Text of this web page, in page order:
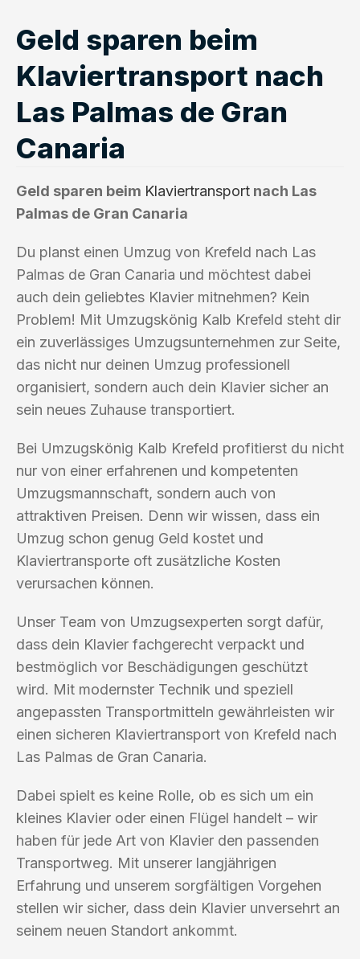
Geld sparen beim
Klaviertransport nach
Las Palmas de Gran
Canaria
Geld sparen beim Klaviertransport nach Las
Palmas de Gran Canaria
Du planst einen Umzug von Krefeld nach Las
Palmas de Gran Canaria und möchtest dabei
auch dein geliebtes Klavier mitnehmen? Kein
Problem! Mit Umzugskönig Kalb Krefeld steht dir
ein zuverlässiges Umzugsunternehmen zur Seite,
das nicht nur deinen Umzug professionell
organisiert, sondern auch dein Klavier sicher an
sein neues Zuhause transportiert.
Bei Umzugskönig Kalb Krefeld profitierst du nicht
nur von einer erfahrenen und kompetenten
Umzugsmannschaft, sondern auch von
attraktiven Preisen. Denn wir wissen, dass ein
Umzug schon genug Geld kostet und
Klaviertransporte oft zusätzliche Kosten
verursachen können.
Unser Team von Umzugsexperten sorgt dafür,
dass dein Klavier fachgerecht verpackt und
bestmöglich vor Beschädigungen geschützt
wird. Mit modernster Technik und speziell
angepassten Transportmitteln gewährleisten wir
einen sicheren Klaviertransport von Krefeld nach
Las Palmas de Gran Canaria.
Dabei spielt es keine Rolle, ob es sich um ein
kleines Klavier oder einen Flügel handelt – wir
haben für jede Art von Klavier den passenden
Transportweg. Mit unserer langjährigen
Erfahrung und unserem sorgfältigen Vorgehen
stellen wir sicher, dass dein Klavier unversehrt an
seinem neuen Standort ankommt.